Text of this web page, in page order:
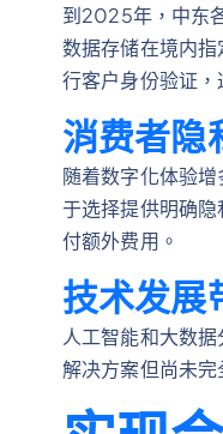
到2025年，中东
数据存储在境内
行客户身份验证
消费者隐
随着数字化体验
于选择提供明确
付额外费用。
技术发展
人工智能和大数
解决方案但尚未